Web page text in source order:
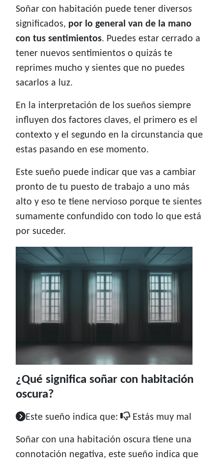
Soñar con habitación puede tener diversos
significados, por lo general van de la mano
con tus sentimientos. Puedes estar cerrado a
tener nuevos sentimientos o quizás te
reprimes mucho y sientes que no puedes
sacarlos a luz.
En la interpretación de los sueños siempre
influyen dos factores claves, el primero es el
contexto y el segundo en la circunstancia que
estas pasando en ese momento.
Este sueño puede indicar que vas a cambiar
pronto de tu puesto de trabajo a uno más
alto y eso te tiene nervioso porque te sientes
sumamente confundido con todo lo que está
por suceder.
¿Qué significa soñar con habitación
oscura?
Este sueño indica que: Estás muy mal
Soñar con una habitación oscura tiene una
connotación negativa, este sueño indica que